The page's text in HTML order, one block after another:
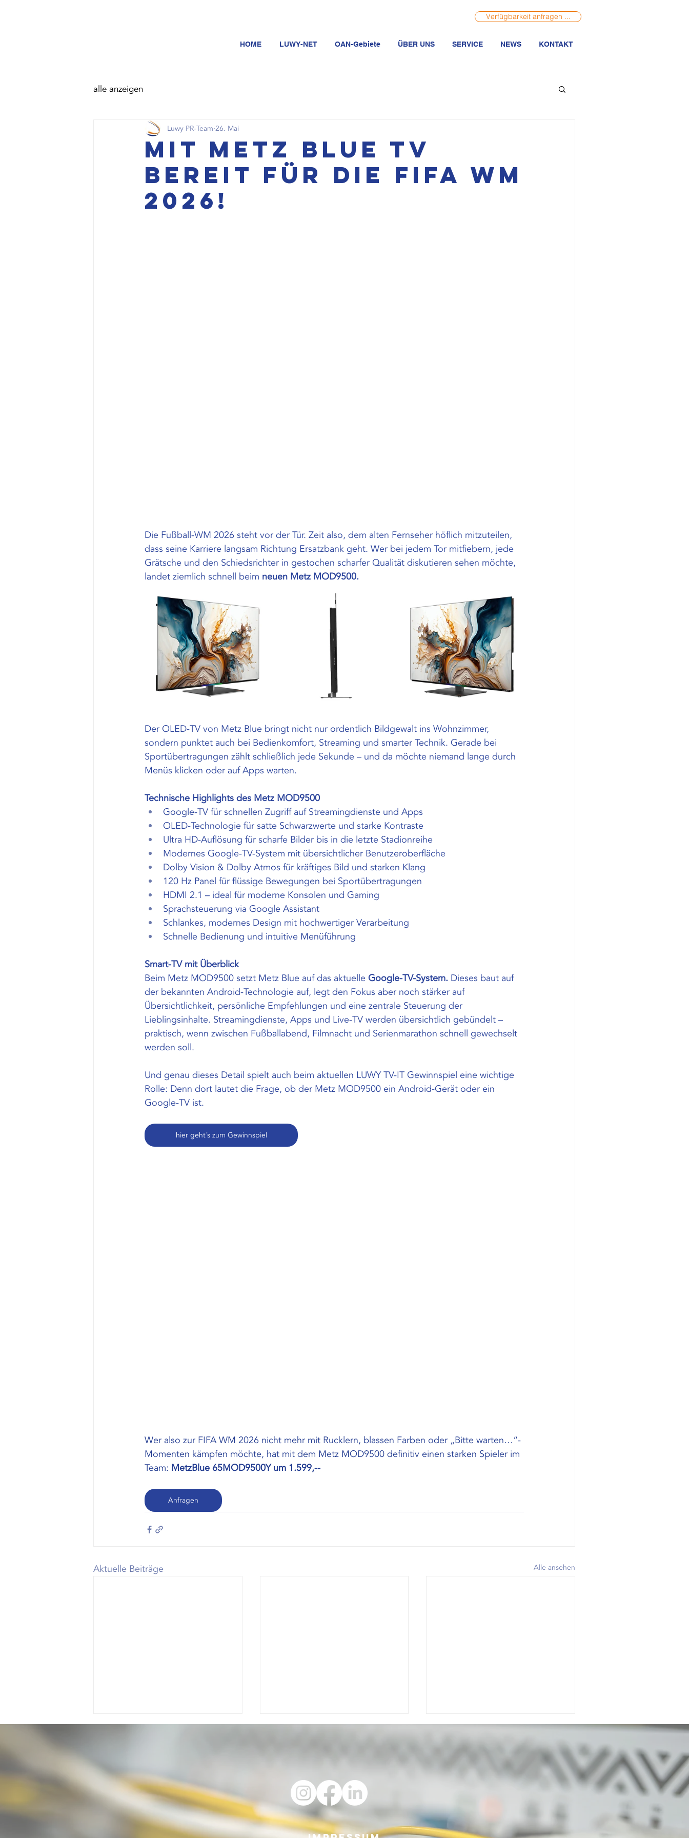
Verfügbarkeit anfragen ...
HOME LUWY-NET OAN-Gebiete ÜBER UNS SERVICE NEWS KONTAKT
alle anzeigen
Mit Metz Blue TV
bereit für die FIFA WM
2026!
Luwy PR-Team 26. Mai
Die Fußball-WM 2026 steht vor der Tür. Zeit also, dem alten Fernseher höflich mitzuteilen,
dass seine Karriere langsam Richtung Ersatzbank geht. Wer bei jedem Tor mitfiebern, jede
Grätsche und den Schiedsrichter in gestochen scharfer Qualität diskutieren sehen möchte,
landet ziemlich schnell beim neuen Metz MOD9500.
Der OLED-TV von Metz Blue bringt nicht nur ordentlich Bildgewalt ins Wohnzimmer,
sondern punktet auch bei Bedienkomfort, Streaming und smarter Technik. Gerade bei
Sportübertragungen zählt schließlich jede Sekunde – und da möchte niemand lange durch
Menüs klicken oder auf Apps warten.
Technische Highlights des Metz MOD9500
Google-TV für schnellen Zugriff auf Streamingdienste und Apps
OLED-Technologie für satte Schwarzwerte und starke Kontraste
Ultra HD-Auflösung für scharfe Bilder bis in die letzte Stadionreihe
Modernes Google-TV-System mit übersichtlicher Benutzeroberfläche
Dolby Vision & Dolby Atmos für kräftiges Bild und starken Klang
120 Hz Panel für flüssige Bewegungen bei Sportübertragungen
HDMI 2.1 – ideal für moderne Konsolen und Gaming
Sprachsteuerung via Google Assistant
Schlankes, modernes Design mit hochwertiger Verarbeitung
Schnelle Bedienung und intuitive Menüführung
Smart-TV mit Überblick
Beim Metz MOD9500 setzt Metz Blue auf das aktuelle Google-TV-System. Dieses baut auf
der bekannten Android-Technologie auf, legt den Fokus aber noch stärker auf
Übersichtlichkeit, persönliche Empfehlungen und eine zentrale Steuerung der
Lieblingsinhalte. Streamingdienste, Apps und Live-TV werden übersichtlich gebündelt –
praktisch, wenn zwischen Fußballabend, Filmnacht und Serienmarathon schnell gewechselt
werden soll.
Und genau dieses Detail spielt auch beim aktuellen LUWY TV-IT Gewinnspiel eine wichtige
Rolle: Denn dort lautet die Frage, ob der Metz MOD9500 ein Android-Gerät oder ein
Google-TV ist.
hier geht´s zum Gewinnspiel
Wer also zur FIFA WM 2026 nicht mehr mit Rucklern, blassen Farben oder „Bitte warten…“-
Momenten kämpfen möchte, hat mit dem Metz MOD9500 definitiv einen starken Spieler im
Team: MetzBlue 65MOD9500Y um 1.599,--
Anfragen
Aktuelle Beiträge Alle ansehen
WE-tech: unsere
Luwy Comic:
Doktor
Vom modischen
Satansbraten